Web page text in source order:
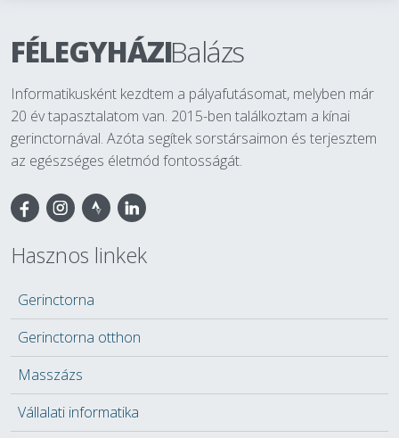
FÉLEGYHÁZIBalázs
Informatikusként kezdtem a pályafutásomat, melyben már
20 év tapasztalatom van. 2015-ben találkoztam a kínai
gerinctornával. Azóta segítek sorstársaimon és terjesztem
az egészséges életmód fontosságát.
Facebook
Hasznos linkek
Gerinctorna
Gerinctorna otthon
Masszázs
Vállalati informatika